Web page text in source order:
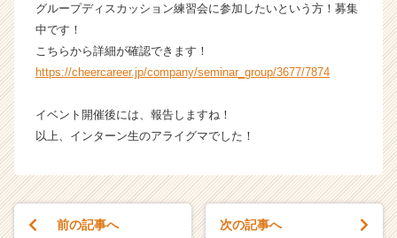
グループディスカッション練習会に参加したいという方！募集
中です！
こちらから詳細が確認できます！
https://cheercareer.jp/company/seminar_group/3677/7874
イベント開催後には、報告しますね！
以上、インターン生のアライグマでした！
前の記事へ 次の記事へ